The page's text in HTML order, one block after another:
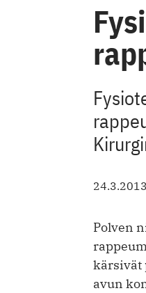
Polven
kärsivät
avun